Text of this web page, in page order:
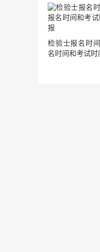
检验士报名时
名时间和考试时